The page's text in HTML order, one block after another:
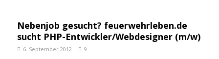
Nebenjob gesucht? feuerwehrleben.de
sucht PHP-Entwickler/Webdesigner (m/w)
6. September 2012 9